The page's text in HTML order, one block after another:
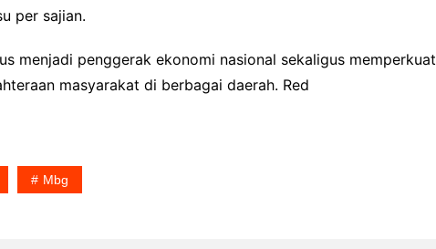
per sajian.
menjadi penggerak ekonomi nasional sekaligus memperkuat
masyarakat di berbagai daerah. Red
Mbg